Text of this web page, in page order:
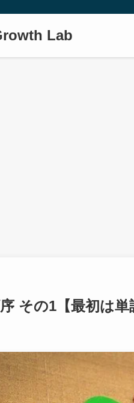
Lab
その1【最初は単